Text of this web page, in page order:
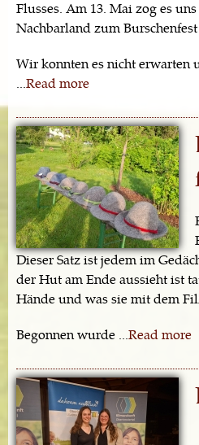
Flusses. Am 13. Mai zog es
Nachbarland zum
Wir konnten es nicht erwarten
Read more
Dieser Satz ist jedem im
der Hut am Ende aussieht ist
Hände und was sie mit dem
Begonnen wurde ... Read more